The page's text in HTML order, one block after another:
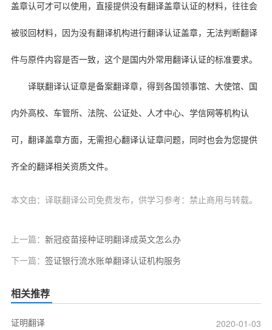
盖章认可才可以使用，直接提供没有翻译盖章认证的材料，往往会
被驳回材料，因为没有翻译机构进行翻译认证盖章，无法判断翻译
件与原件内容是否一致，这个是国内外常用翻译认证的标准要求。
译联翻译认证章是备案翻译章，得到各国领事馆、大使馆、国
内外高校、车管所、法院、公证处、人才中心、学信网等机构认
可，翻译盖章方面，无需担心翻译认证章问题，同时也会为您提供
齐全的翻译相关资质文件。
本文由：译联翻译公司免费发布，供学习参考：禁止商用与转载。
上一篇： 新冠疫苗接种证明翻译成英文怎么办
下一篇： 签证银行流水账单翻译认证机构服务
相关推荐
证明翻译
2020-01-03